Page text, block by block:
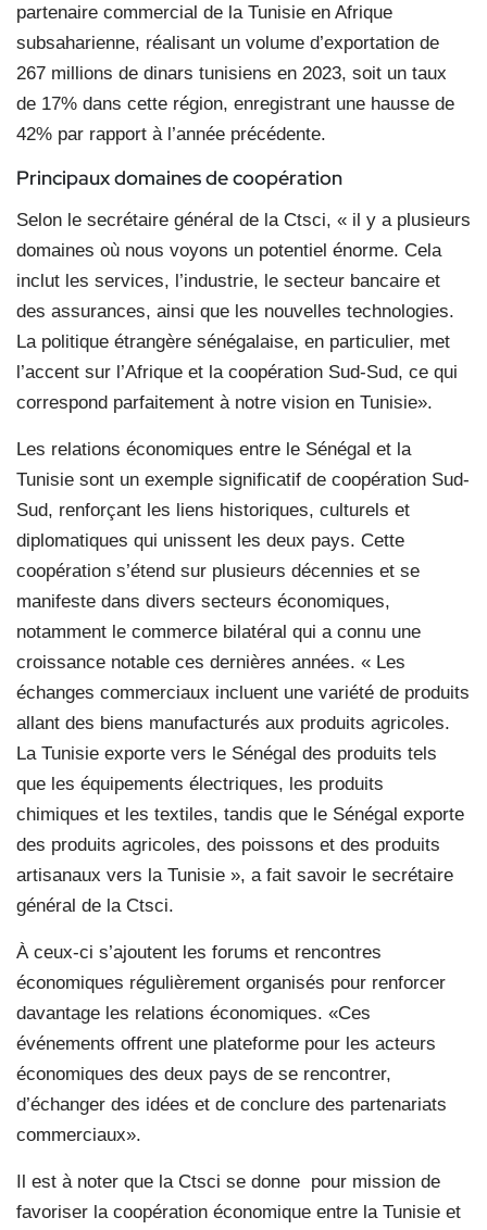
partenaire commercial de la Tunisie en Afrique
subsaharienne, réalisant un volume d’exportation de
267 millions de dinars tunisiens en 2023, soit un taux
de 17% dans cette région, enregistrant une hausse de
42% par rapport à l’année précédente.
Principaux domaines de coopération
Selon le secrétaire général de la Ctsci, « il y a plusieurs
domaines où nous voyons un potentiel énorme. Cela
inclut les services, l’industrie, le secteur bancaire et
des assurances, ainsi que les nouvelles technologies.
La politique étrangère sénégalaise, en particulier, met
l’accent sur l’Afrique et la coopération Sud-Sud, ce qui
correspond parfaitement à notre vision en Tunisie».
Les relations économiques entre le Sénégal et la
Tunisie sont un exemple significatif de coopération Sud-
Sud, renforçant les liens historiques, culturels et
diplomatiques qui unissent les deux pays. Cette
coopération s’étend sur plusieurs décennies et se
manifeste dans divers secteurs économiques,
notamment le commerce bilatéral qui a connu une
croissance notable ces dernières années. « Les
échanges commerciaux incluent une variété de produits
allant des biens manufacturés aux produits agricoles.
La Tunisie exporte vers le Sénégal des produits tels
que les équipements électriques, les produits
chimiques et les textiles, tandis que le Sénégal exporte
des produits agricoles, des poissons et des produits
artisanaux vers la Tunisie », a fait savoir le secrétaire
général de la Ctsci.
À ceux-ci s’ajoutent les forums et rencontres
économiques régulièrement organisés pour renforcer
davantage les relations économiques. «Ces
événements offrent une plateforme pour les acteurs
économiques des deux pays de se rencontrer,
d’échanger des idées et de conclure des partenariats
commerciaux».
Il est à noter que la Ctsci se donne pour mission de
favoriser la coopération économique entre la Tunisie et